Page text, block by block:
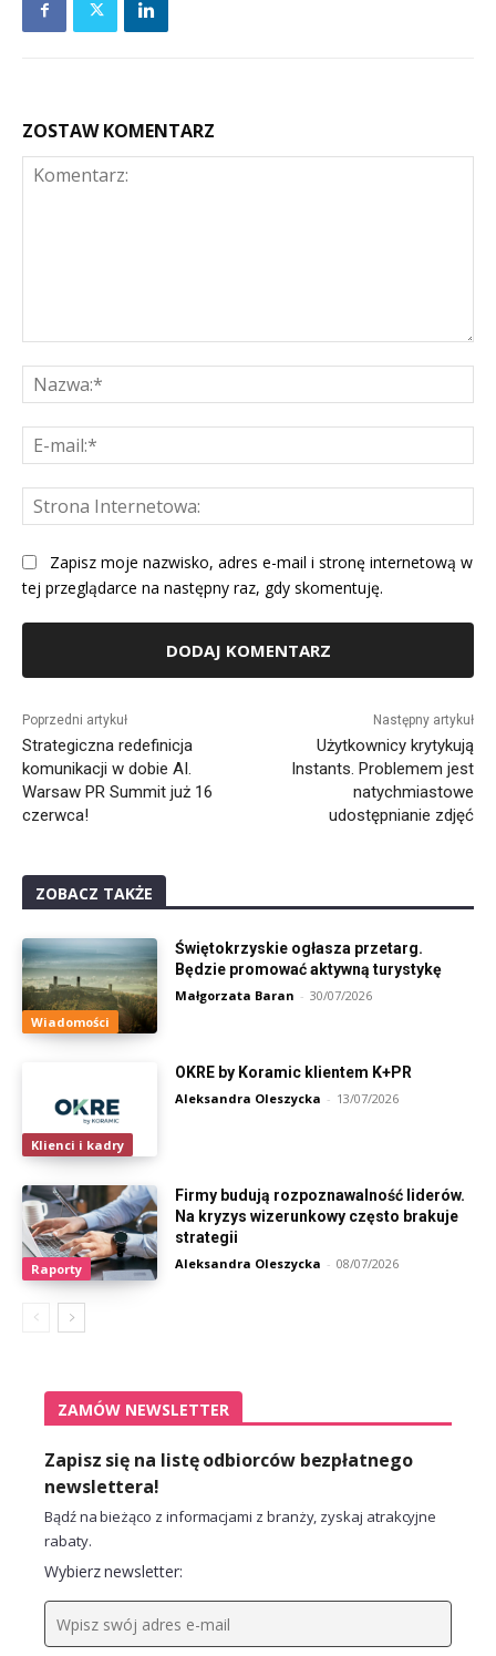
ZOSTAW KOMENTARZ
Zapisz moje nazwisko, adres e-mail i stronę internetową w
tej przeglądarce na następny raz, gdy skomentuję.
Poprzedni artykuł
Strategiczna redefinicja
komunikacji w dobie AI.
Warsaw PR Summit już 16
czerwca!
Następny artykuł
Użytkownicy krytykują
Instants. Problemem jest
natychmiastowe
udostępnianie zdjęć
ZOBACZ TAKŻE
Wiadomości
Świętokrzyskie ogłasza przetarg.
Będzie promować aktywną turystykę
Małgorzata Baran - 30/07/2026
Klienci i kadry
OKRE by Koramic klientem K+PR
Aleksandra Oleszycka - 13/07/2026
Raporty
Firmy budują rozpoznawalność liderów.
Na kryzys wizerunkowy często brakuje
strategii
Aleksandra Oleszycka - 08/07/2026
ZAMÓW NEWSLETTER
Zapisz się na listę odbiorców bezpłatnego
newslettera!
Bądź na bieżąco z informacjami z branży, zyskaj atrakcyjne
rabaty.
Wybierz newsletter: